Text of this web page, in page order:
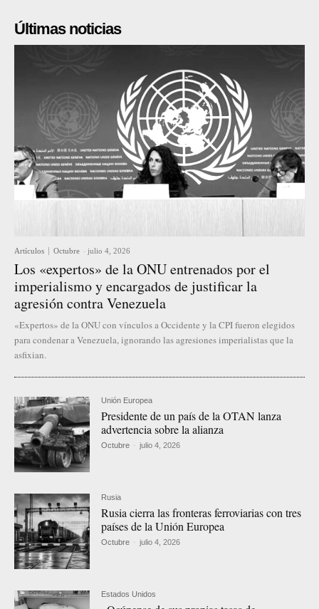
Últimas noticias
Artículos Octubre - julio 4, 2026
Los «expertos» de la ONU entrenados por el
imperialismo y encargados de justificar la
agresión contra Venezuela
«Expertos» de la ONU con vínculos a Occidente y la CPI fueron elegidos
para condenar a Venezuela, ignorando las agresiones imperialistas que la
asfixian.
Unión Europea
Presidente de un país de la OTAN lanza
advertencia sobre la alianza
Octubre - julio 4, 2026
Rusia
Rusia cierra las fronteras ferroviarias con tres
países de la Unión Europea
Octubre - julio 4, 2026
Estados Unidos